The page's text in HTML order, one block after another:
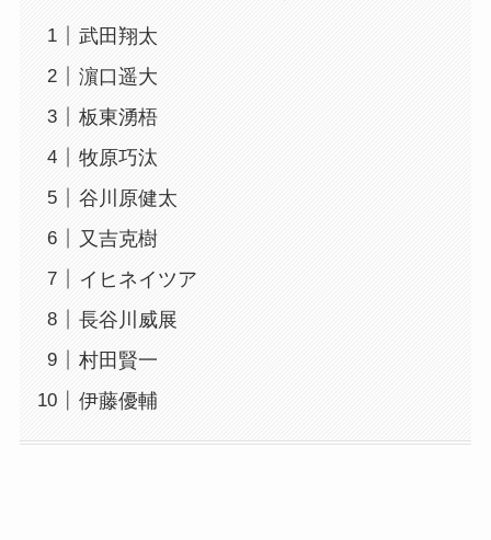
武田翔太
濵口遥大
板東湧梧
牧原巧汰
谷川原健太
又吉克樹
イヒネイツア
長谷川威展
村田賢一
伊藤優輔